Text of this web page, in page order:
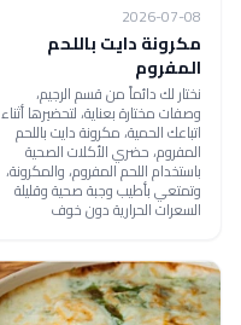
2026-07-08
مكرونة دايت باللحم
المفروم
نختار لك دائماً من قسم الرجيم،
وصفات مختارة بعناية، لتحضيرها أثناء
اتباعك الحمية، مكرونة دايت باللحم
المفروم، حضري الأكلات الصحية
باستخدام اللحم المفروم، والمكرونة،
وتمتعي بأطيب وجبة صحية وقليلة
السعرات الحرارية دون خوف